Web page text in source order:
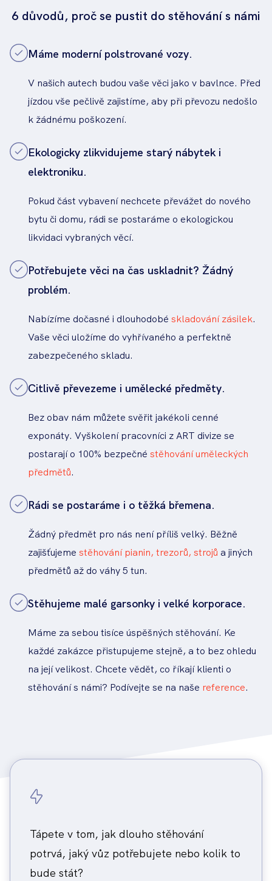
6 důvodů, proč se pustit do stěhování s námi
Máme moderní polstrované vozy.
V našich autech budou vaše věci jako v bavlnce. Před
jízdou vše pečlivě zajistíme, aby při převozu nedošlo
k žádnému poškození.
Ekologicky zlikvidujeme starý nábytek i
elektroniku.
Pokud část vybavení nechcete převážet do nového
bytu či domu, rádi se postaráme o ekologickou
likvidaci vybraných věcí.
Potřebujete věci na čas uskladnit? Žádný
problém.
Nabízíme dočasné i dlouhodobé skladování zásilek.
Vaše věci uložíme do vyhřívaného a perfektně
zabezpečeného skladu.
Citlivě převezeme i umělecké předměty.
Bez obav nám můžete svěřit jakékoli cenné
exponáty. Vyškolení pracovníci z ART divize se
postarají o 100% bezpečné stěhování uměleckých
předmětů.
Rádi se postaráme i o těžká břemena.
Žádný předmět pro nás není příliš velký. Běžně
zajišťujeme stěhování pianin, trezorů, strojů a jiných
předmětů až do váhy 5 tun.
Stěhujeme malé garsonky i velké korporace.
Máme za sebou tisíce úspěšných stěhování. Ke
každé zakázce přistupujeme stejně, a to bez ohledu
na její velikost. Chcete vědět, co říkají klienti o
stěhování s námi? Podívejte se na naše reference.
Tápete v tom, jak dlouho stěhování
potrvá, jaký vůz potřebujete nebo kolik to
bude stát?